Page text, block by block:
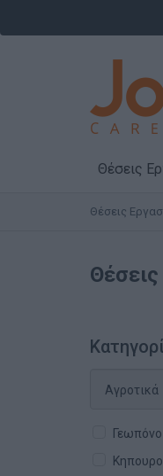
Θέσεις
Θέσεις